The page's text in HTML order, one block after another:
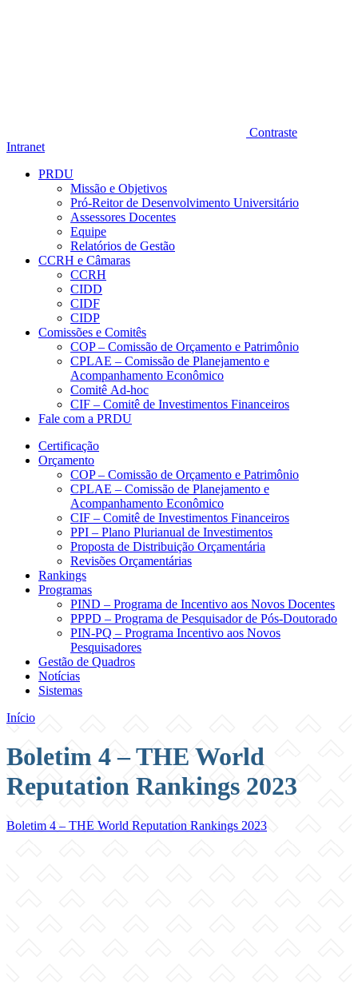
Contraste
Intranet
PRDU
Missão e Objetivos
Pró-Reitor de Desenvolvimento Universitário
Assessores Docentes
Equipe
Relatórios de Gestão
CCRH e Câmaras
CCRH
CIDD
CIDF
CIDP
Comissões e Comitês
COP – Comissão de Orçamento e Patrimônio
CPLAE – Comissão de Planejamento e
Acompanhamento Econômico
Comitê Ad-hoc
CIF – Comitê de Investimentos Financeiros
Fale com a PRDU
Certificação
Orçamento
COP – Comissão de Orçamento e Patrimônio
CPLAE – Comissão de Planejamento e
Acompanhamento Econômico
CIF – Comitê de Investimentos Financeiros
PPI – Plano Plurianual de Investimentos
Proposta de Distribuição Orçamentária
Revisões Orçamentárias
Rankings
Programas
PIND – Programa de Incentivo aos Novos Docentes
PPPD – Programa de Pesquisador de Pós-Doutorado
PIN-PQ – Programa Incentivo aos Novos
Pesquisadores
Gestão de Quadros
Notícias
Sistemas
Início
Boletim 4 – THE World
Reputation Rankings 2023
Boletim 4 – THE World Reputation Rankings 2023